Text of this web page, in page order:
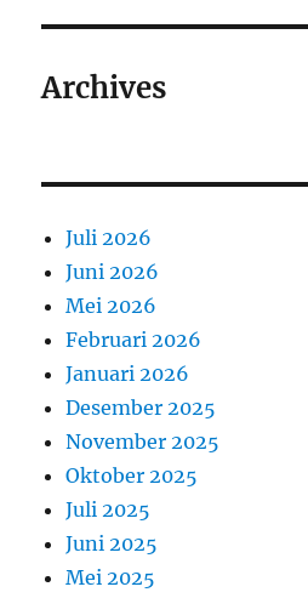
Archives
Juli 2026
Juni 2026
Mei 2026
Februari 2026
Januari 2026
Desember 2025
November 2025
Oktober 2025
Juli 2025
Juni 2025
Mei 2025